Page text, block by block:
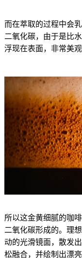
而在萃取的过程中会
二氧化碳，由于是比
浮现在表面，非常美观
所以这金黄细腻的咖
二氧化碳形成的。理
动的光滑镜面，散发
松融合，并绘制出漂亮